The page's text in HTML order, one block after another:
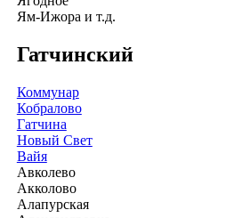
Ям-Ижора и т.д.
Гатчинский
Коммунар
Кобралово
Гатчина
Новый Свет
Вайя
Авколево
Акколово
Алапурская